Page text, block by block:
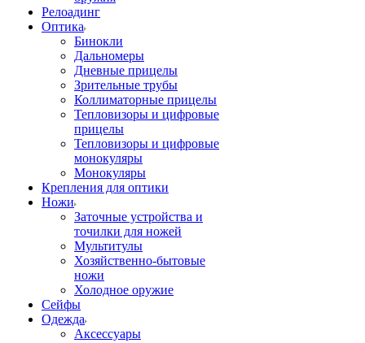
Релоадинг
Оптика
Бинокли
Дальномеры
Дневные прицелы
Зрительные трубы
Коллиматорные прицелы
Тепловизоры и цифровые
прицелы
Тепловизоры и цифровые
монокуляры
Монокуляры
Крепления для оптики
Ножи
Заточные устройства и
точилки для ножей
Мультитулы
Хозяйственно-бытовые
ножи
Холодное оружие
Сейфы
Одежда
Аксессуары